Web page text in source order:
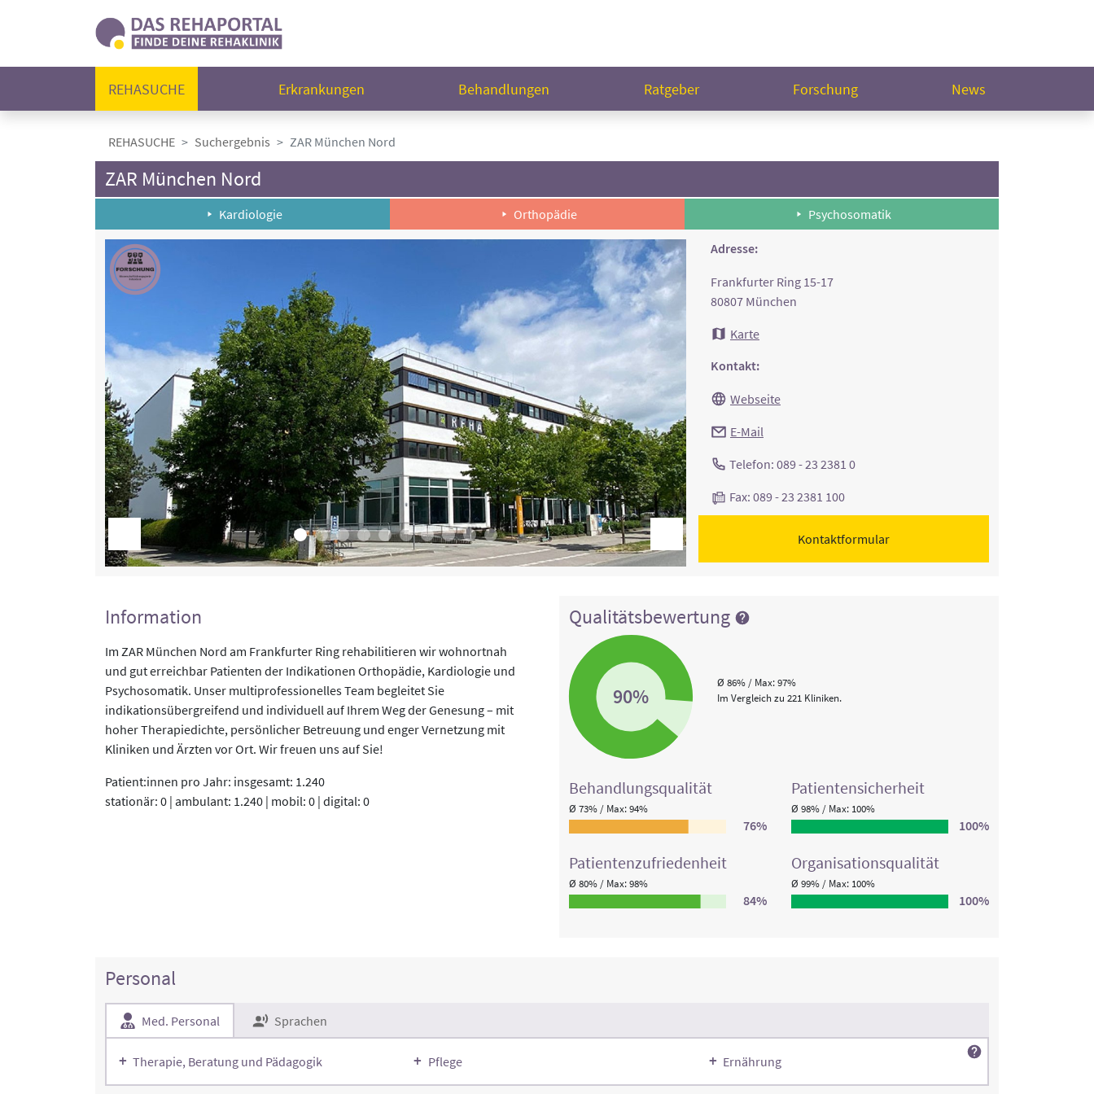
REHASUCHE Erkrankungen Behandlungen Ratgeber Forschung News
REHASUCHE Suchergebnis ZAR München Nord
ZAR München Nord
Kardiologie Orthopädie Psychosomatik
Adresse:
Frankfurter Ring 15-17
80807 München
Karte
Kontakt:
Webseite
E-Mail
Telefon: 089 - 23 2381 0
Fax: 089 - 23 2381 100
Kontaktformular
Qualitätsbewertung
90%
Ø 86% / Max: 97%
Im Vergleich zu 221 Kliniken.
Behandlungs­qualität
Ø 73% / Max: 94%
76%
Patienten­sicherheit
Ø 98% / Max: 100%
100%
Patienten­zufriedenheit
Ø 80% / Max: 98%
84%
Organisations­qualität
Ø 99% / Max: 100%
100%
Information
Im ZAR München Nord am Frankfurter Ring rehabilitieren wir wohnortnah
und gut erreichbar Patienten der Indikationen Orthopädie, Kardiologie und
Psychosomatik. Unser multiprofessionelles Team begleitet Sie
indikationsübergreifend und individuell auf Ihrem Weg der Genesung – mit
hoher Therapiedichte, persönlicher Betreuung und enger Vernetzung mit
Kliniken und Ärzten vor Ort. Wir freuen uns auf Sie!
Patient:innen pro Jahr: insgesamt: 1.240
stationär: 0 | ambulant: 1.240 | mobil: 0 | digital: 0
Personal
Med. Personal Sprachen
Therapie, Beratung und Pädagogik Pflege Ernährung